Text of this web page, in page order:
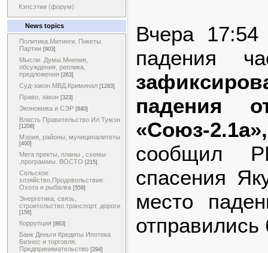
Кэпсэтии (форум)
News topics
Политика.Митинги. Пикеты.
Партии [903]
Мысли. Думы.Мнения,
обсуждения, реплика,
предложения [263]
Суд-закон.МВД.Криминал [1283]
Право, закон [323]
Экономика и СЭР [840]
Власть Правительство Ил Тумэн
[1208]
Мэрия, районы, муниципалитеты
[400]
Мега пректы, планы , схемы
,программы. ВОСТО [215]
Сельское
хозяйство,Продовольствие.
Охота и рыбалка [559]
Энергетика, связь,
строительство.транспорт, дороги
[156]
Коррупция [863]
Банк Деньги Кредиты Ипотека
Бизнес и торговля.
Предпринимательство [294]
Вчера
падения
падения
«Союз-2.1а»,
сообщил
спасения
место
отправились